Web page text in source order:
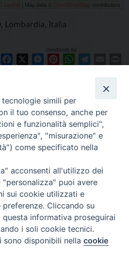
Leaflet | Map data © OpenStreetMap contributors
Lombardia, Italia
condividi su
Facebook Messenger
PinterestWhatsApp
| piazza Grimoldi, 5
simili per
il tuo consenso, anche per
e funzionalità semplici",
"misurazione" e
come specificato nella
acconsenti all'utilizzo dei
puoi avere
sui cookie utilizzati e
Cliccando su
informativa proseguirai
i soli cookie tecnici.
sono disponibili nellacookie